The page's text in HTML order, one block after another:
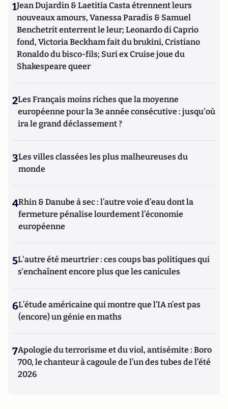
1Jean Dujardin & Laetitia Casta étrennent leurs
nouveaux amours, Vanessa Paradis & Samuel
Benchetrit enterrent le leur; Leonardo di Caprio
fond, Victoria Beckham fait du brukini, Cristiano
Ronaldo du bisco-fils; Suri ex Cruise joue du
Shakespeare queer
2Les Français moins riches que la moyenne
européenne pour la 3e année consécutive : jusqu'où
ira le grand déclassement ?
3Les villes classées les plus malheureuses du
monde
4Rhin & Danube à sec : l’autre voie d’eau dont la
fermeture pénalise lourdement l’économie
européenne
5L'autre été meurtrier : ces coups bas politiques qui
s'enchaînent encore plus que les canicules
6L’étude américaine qui montre que l’IA n’est pas
(encore) un génie en maths
7Apologie du terrorisme et du viol, antisémite : Boro
700, le chanteur à cagoule de l’un des tubes de l’été
2026